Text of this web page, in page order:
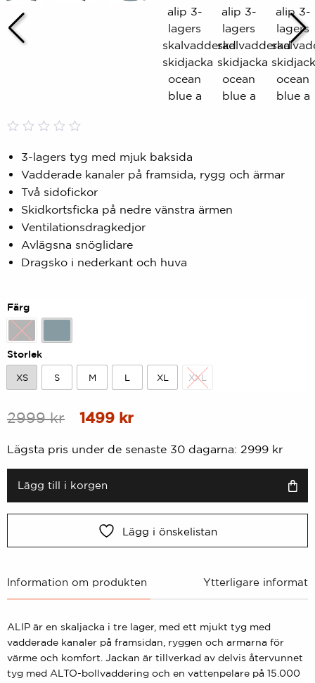
0,00
5
baserat
på
kundbetyg
3-lagers tyg med mjuk baksida
Vadderade kanaler på framsida, rygg och ärmar
Två sidofickor
Skidkortsficka på nedre vänstra ärmen
Ventilationsdragkedjor
Avlägsna snöglidare
Dragsko i nederkant och huva
Färg
Svart Ocean
Storlek
XS
XS
S
S
M
M
L
L
XL
XL
XXL
XXL
2999kr
Ursprungligt
2999
kr.
1499 krNuvarande
kr.
Lägsta pris under de senaste 30 dagarna: 2999 kr
Lägg till i korgen
Lägg i önskelistan
Information om produkten Ytterligare
ALIP är en skaljacka i tre lager, med ett mjukt tyg med
vadderade kanaler på framsidan, ryggen och armarna för
värme och komfort. Jackan är tillverkad av delvis återvunnet
tyg med ALTO-bollvaddering och en vattenpelare på 15.000